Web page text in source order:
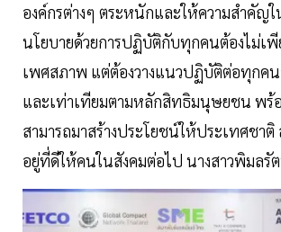
องค์กรต่างๆ ตระหนักและให้ความสำคัญใ
นโยบายด้วยการปฏิบัติกับทุกคนต้องไม่เพี
เพศสภาพ แต่ต้องวางแนวปฏิบัติต่อทุกคน
และเท่าเทียมตามหลักสิทธิมนุษยชน พร้
สามารถมาสร้างประโยชน์ให้ประเทศชาติ
อยู่ที่ดีให้คนในสังคมต่อไป นางสาวพิมลรั